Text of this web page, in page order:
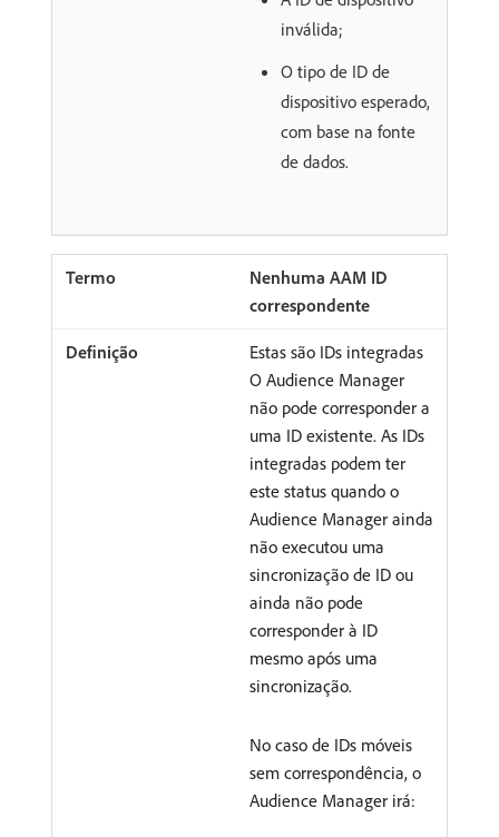
inválida;
O tipo de ID de
dispositivo esperado,
com base na fonte
de dados.
Nenhuma AAM ID
correspondente
Estas são IDs integradas
O Audience Manager
não pode corresponder a
uma ID existente. As IDs
integradas podem ter
este status quando o
Audience Manager ainda
não executou uma
sincronização de ID ou
ainda não pode
corresponder à ID
mesmo após uma
sincronização.
No caso de IDs móveis
sem correspondência, o
Audience Manager irá: